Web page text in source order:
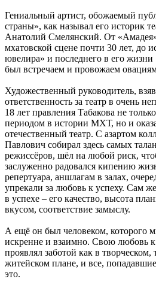
Гениальный артист, обожаемый
страны», как называл его историк
Анатолий Смелянский. От
мхатовской сцене почти 30 лет, до
ювелира» и последнего в его
был встречаем и провожаем
Художественный руководитель,
ответственность за театр в очень
18 лет правления Табакова не
периодом в истории МХТ, но и
отечественный театр. С азартом
Павлович собирал здесь самых
режиссёров, шёл на любой риск,
заслуженно радовался кипению
репертуара, аншлагам в залах,
упрекали за любовь к успеху. Сам
в успехе – его качество, высота
вкусом, соответствие замыслу.
А ещё он был человеком,
искренне и взаимно. Свою любовь к
проявлял заботой как в
житейском плане, и все,
это.